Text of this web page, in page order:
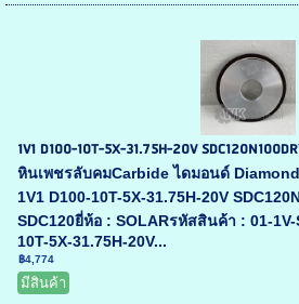
1V1 D100-10T-5X-31.75H-20V
หินเพชรลับคมCarbide ไดมอนด์
1V1 D100-10T-5X-31.75H-20V
SDC120ยี่ห้อ : SOLARรหัสสินค้า : 01-
10T-5X-31.75H-20V...
฿4,774
มีสินค้า